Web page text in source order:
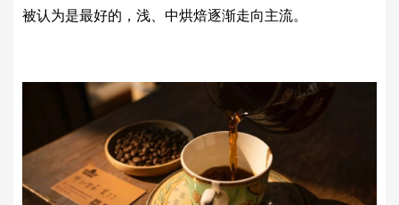
被认为是最好的，浅、中烘焙逐渐走向主流。